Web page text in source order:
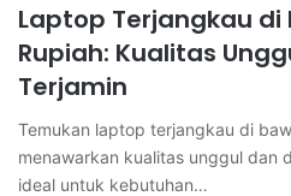
Laptop Terjangkau di
Rupiah: Kualitas
Terjamin
Temukan laptop terjangkau di
menawarkan kualitas unggul dan
ideal untuk kebutuhan…